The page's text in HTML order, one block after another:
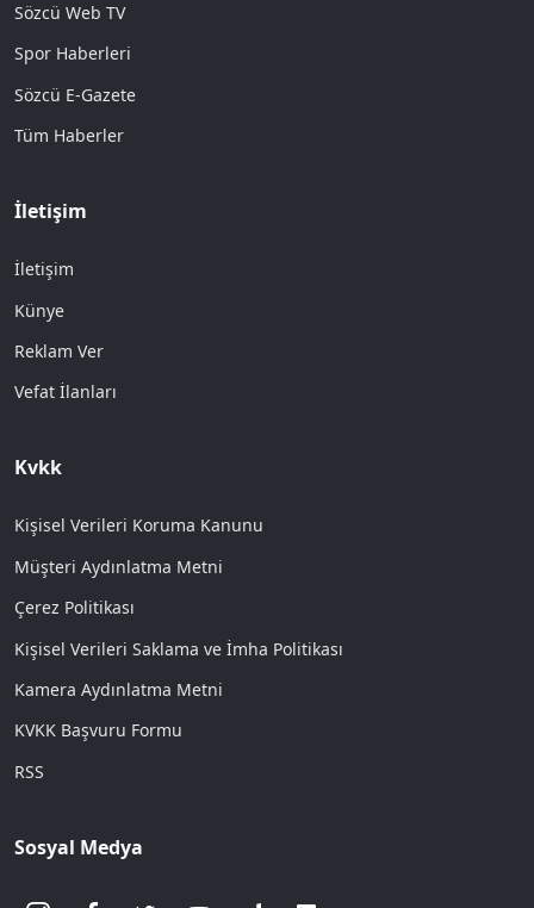
Sözcü Web TV
Spor Haberleri
Sözcü E-Gazete
Tüm Haberler
İletişim
İletişim
Künye
Reklam Ver
Vefat İlanları
Kvkk
Kişisel Verileri Koruma Kanunu
Müşteri Aydınlatma Metni
Çerez Politikası
Kişisel Verileri Saklama ve İmha Politikası
Kamera Aydınlatma Metni
KVKK Başvuru Formu
RSS
Sosyal Medya